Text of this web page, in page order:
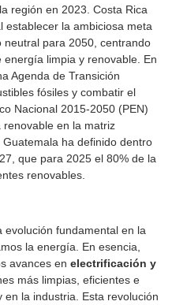
región en 2023. Costa Rica
establecer la ambiciosa meta
para 2050, centrando
limpia y renovable. En
Agenda de Transición
fósiles y combatir el
Nacional 2015-2050 (PEN)
en la matriz
ha definido dentro
que para 2025 el 80% de la
renovables.
evolución fundamental en la
la energía. En esencia,
avances en electrificación y
más limpias, eficientes e
la industria. Esta revolución